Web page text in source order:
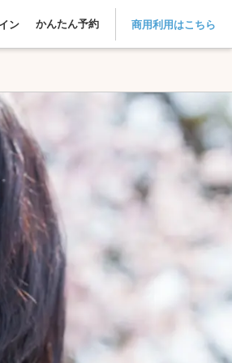
ン かんたん予約 商用利用はこちら